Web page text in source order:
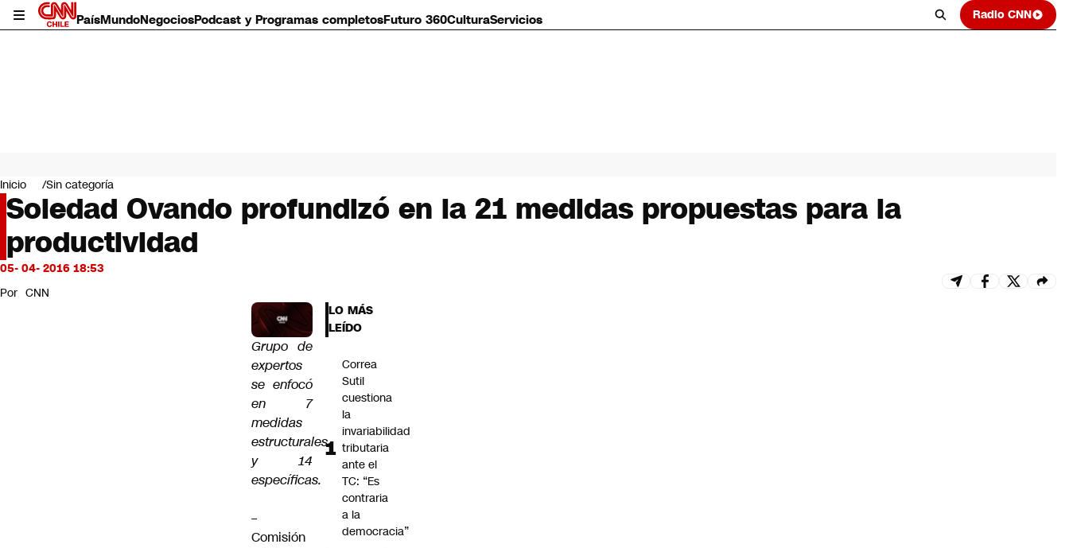
PaísMundoNegociosPodcast y Programas completosFuturo 360CulturaServicios Radio CNN
Mundo
Negocios
Deportes
Programas completos
Cultura
Servicios
Bits
CNN Data
Inicio Sin categoría
Soledad Ovando profundizó en la 21 medidas propuestas para la
productividad
05- 04- 2016 18:53
Por CNN
Grupo de
expertos
se enfocó
en 7
medidas
estructurales
y 14
específicas.
–
Comisión
LO MÁS
LEÍDO
Correa
Sutil
cuestiona
la
invariabilidad
tributaria
ante el
TC: “Es
contraria
a la
democracia”